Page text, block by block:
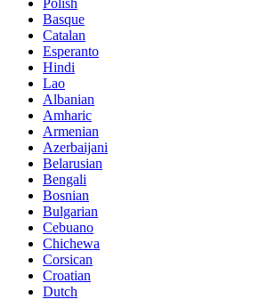
Polish
Basque
Catalan
Esperanto
Hindi
Lao
Albanian
Amharic
Armenian
Azerbaijani
Belarusian
Bengali
Bosnian
Bulgarian
Cebuano
Chichewa
Corsican
Croatian
Dutch